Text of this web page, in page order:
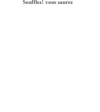
Soufflez! vous saurez